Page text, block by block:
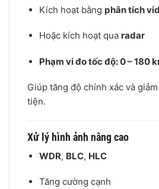
Kích hoạt bằng phân tích
Hoặc kích hoạt qua radar
Phạm vi đo tốc độ: 0 – 180
Giúp tăng độ chính xác và
tiện.
Xử lý hình ảnh nâng cao
WDR, BLC, HLC
Tăng cường cạnh